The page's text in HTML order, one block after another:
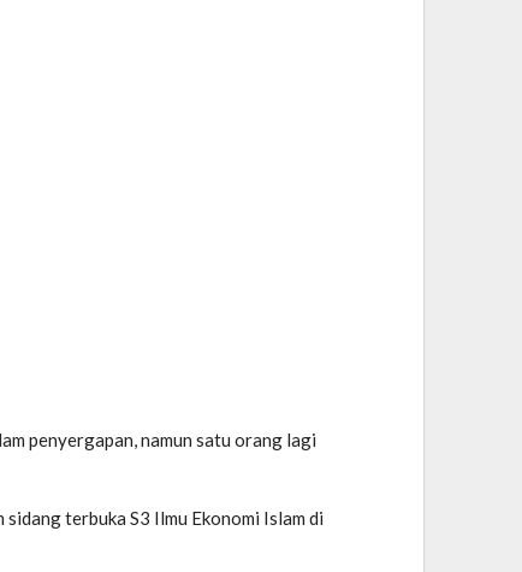
penyergapan, namun satu orang lagi
terbuka S3 Ilmu Ekonomi Islam di